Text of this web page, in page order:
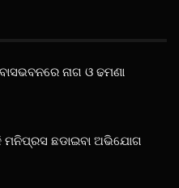
ନାଗ ଓ ଢମଣା
ମନିପ୍ରସ ଛଡାଇବା ଅଭିଯୋଗ